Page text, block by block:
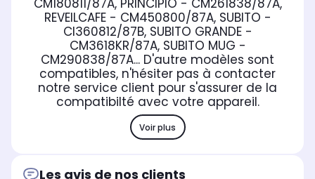
CM180811/87A, PRINCIPIO - CM261838/87A,
REVEILCAFE - CM450800/87A, SUBITO -
CI360812/87B, SUBITO GRANDE -
CM3618KR/87A, SUBITO MUG -
CM290838/87A... D'autre modèles sont
compatibles, n'hésiter pas à contacter
notre service client pour s'assurer de la
compatibilté avec votre appareil.
Voir plus
Les avis de nos clients